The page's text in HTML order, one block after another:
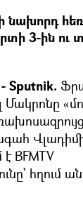
նախորդ
3-ին ու
Մակրոնը
BFMTV
հղում